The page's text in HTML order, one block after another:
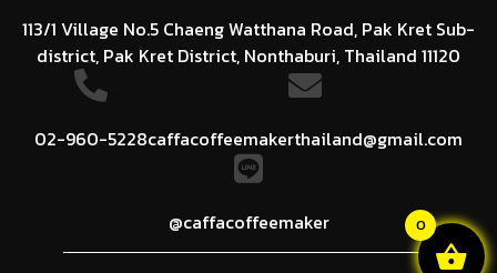
blank
113/1 Village No.5 Chaeng Watthana Road, Pak Kret Sub-
district, Pak Kret District, Nonthaburi, Thailand 11120
02-960-5228caffacoffeemakerthailand@gmail.com
@caffacoffeemaker 0